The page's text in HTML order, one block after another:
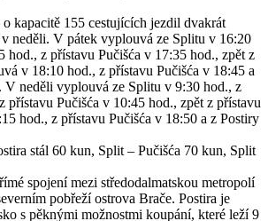
kapacitě 155 cestujících jezdil dvakrát
neděli. V pátek vyplouvá ze Splitu v 16:20
hod., z přístavu Pučišća v 17:35 hod., zpět z
v 18:10 hod., z přístavu Pučišća v 18:45 a
V neděli vyplouvá ze Splitu v 9:30 hod., z
přístavu Pučišća v 10:45 hod., zpět z přístavu
hod., z přístavu Pučišća v 18:50 a z Postiry
stál 60 kun, Split – Pučišća 70 kun, Split
spojení mezi středodalmatskou metropolí
pobřeží ostrova Brače. Postira je
s pěknými možnostmi koupání, které leží 9